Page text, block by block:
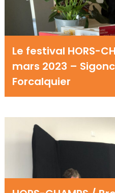
Le festival HORS-
mars 2023 –
Forcalquier